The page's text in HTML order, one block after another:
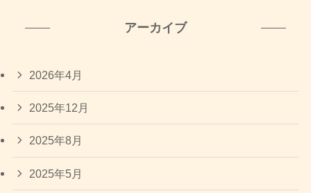
アーカイブ
2026年4月
2025年12月
2025年8月
2025年5月